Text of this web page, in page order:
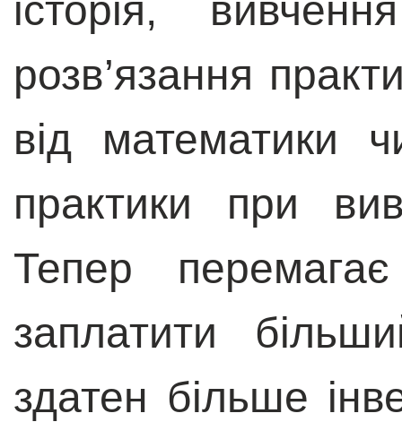
історія,
розв’язання
від математики
практики при
Тепер
заплатити
здатен більше